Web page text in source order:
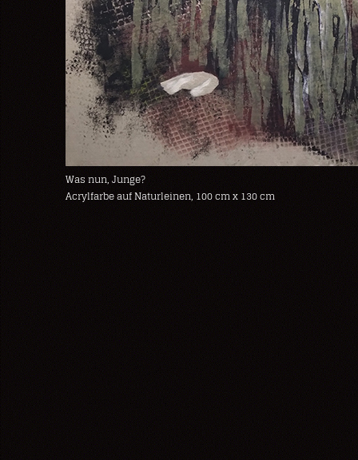
Was nun, Junge?
Acrylfarbe auf Naturleinen, 100 cm x 130 cm